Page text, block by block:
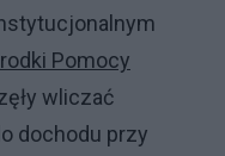
Pomocy
wliczać
dochodu przy